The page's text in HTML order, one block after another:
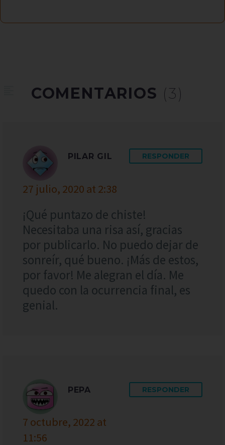
COMENTARIOS (3)
PILAR GIL
27 julio, 2020 at 2:38
RESPONDER
¡Qué puntazo de chiste!
Necesitaba una risa así, gracias
por publicarlo. No puedo dejar de
sonreír, qué bueno. ¡Más de estos,
por favor! Me alegran el día. Me
quedo con la ocurrencia final, es
genial.
PEPA
7 octubre, 2022 at
11:56
RESPONDER